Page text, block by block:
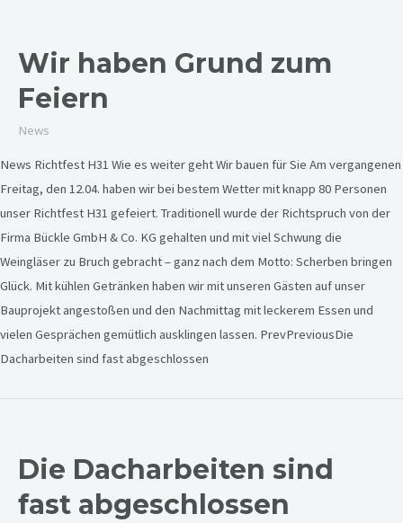
Wir haben Grund zum
Feiern
News
News Richtfest H31 Wie es weiter geht Wir bauen für Sie Am vergangenen
Freitag, den 12.04. haben wir bei bestem Wetter mit knapp 80 Personen
unser Richtfest H31 gefeiert. Traditionell wurde der Richtspruch von der
Firma Bückle GmbH & Co. KG gehalten und mit viel Schwung die
Weingläser zu Bruch gebracht – ganz nach dem Motto: Scherben bringen
Glück. Mit kühlen Getränken haben wir mit unseren Gästen auf unser
Bauprojekt angestoßen und den Nachmittag mit leckerem Essen und
vielen Gesprächen gemütlich ausklingen lassen. PrevPreviousDie
Dacharbeiten sind fast abgeschlossen
Die Dacharbeiten sind
fast abgeschlossen